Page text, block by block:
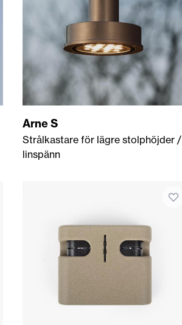
Arne S
Strålkastare för lägre stolphöjder /
linspänn